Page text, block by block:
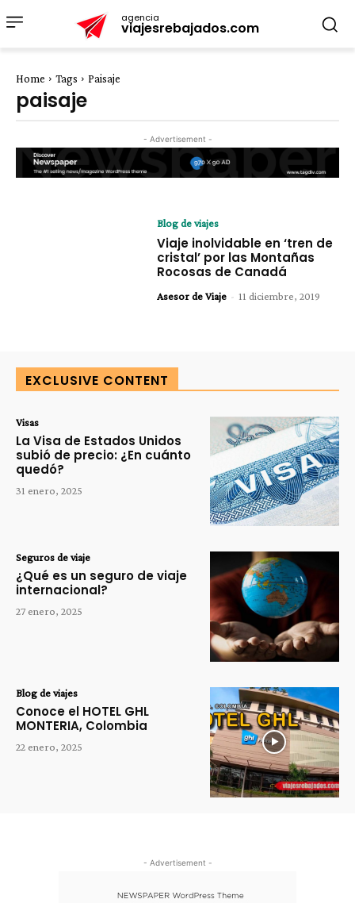
agencia
viajesrebajados.com
Home Tags Paisaje
paisaje
- Advertisement -
Blog de viajes
Viaje inolvidable en ‘tren de
cristal’ por las Montañas
Rocosas de Canadá
Asesor de Viaje - 11 diciembre, 2019
EXCLUSIVE CONTENT
Visas
La Visa de Estados Unidos
subió de precio: ¿En cuánto
quedó?
31 enero, 2025
Seguros de viaje
¿Qué es un seguro de viaje
internacional?
27 enero, 2025
Blog de viajes
Conoce el HOTEL GHL
MONTERIA, Colombia
22 enero, 2025
- Advertisement -